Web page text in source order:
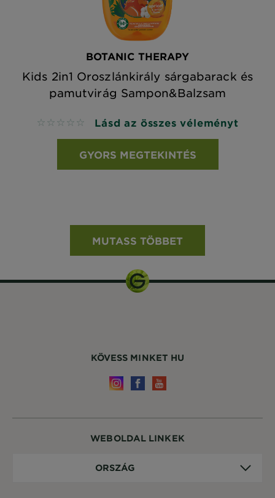
BOTANIC THERAPY
Kids 2in1 Oroszlánkirály sárgabarack és
pamutvirág Sampon&Balzsam
No reviews Lásd az összes véleményt
GYORS MEGTEKINTÉS
MUTASS TÖBBET
WEBOLDAL LINKEK
ORSZÁG
KÖVESS MINKET HU